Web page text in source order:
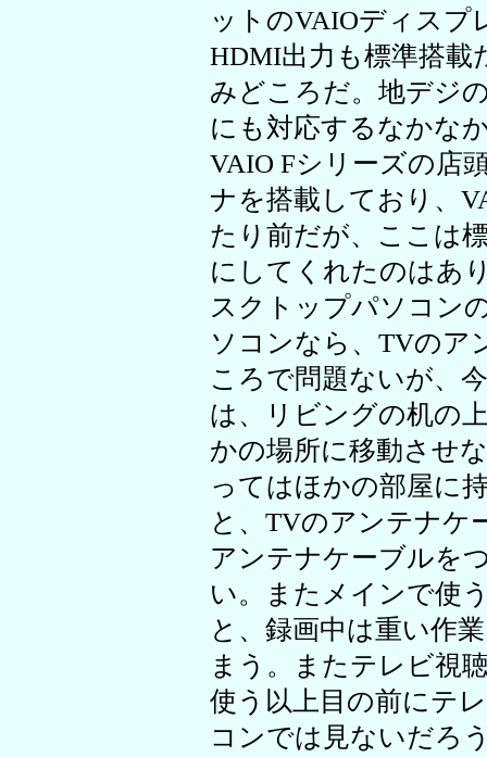
ットのVAIOディスプ
HDMI出力も標準搭載
みどころだ。地デジ
にも対応するなかな
VAIO Fシリーズの店
ナを搭載しており、
たり前だが、ここは
にしてくれたのはあ
スクトップパソコン
ソコンなら、TVのア
ころで問題ないが、
は、リビングの机の
かの場所に移動させ
ってはほかの部屋に
と、TVのアンテナケ
アンテナケーブルを
い。またメインで使
と、録画中は重い作
まう。またテレビ視
使う以上目の前にテ
コンでは見ないだろ